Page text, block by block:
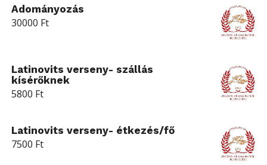
Adományozás
30000 Ft
Latinovits verseny- szállás
kísérőknek
5800 Ft
Latinovits verseny- étkezés/fő
7500 Ft